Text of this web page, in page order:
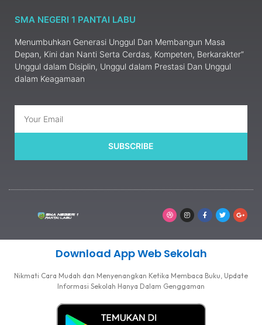
SMA NEGERI 1 PANTAI LABU
Menumbuhkan Generasi Unggul Dan Membangun Masa
Depan, Kini dan Nanti Serta Cerdas, Kompeten, Berkarakter”
Unggul dalam Disiplin, Unggul dalam Prestasi Dan Unggul
dalam Keagamaan
SUBSCRIBE
Download App Web Sekolah
Nikmati Cara Mudah dan Menyenangkan Ketika Membaca Buku, Update
Informasi Sekolah Hanya Dalam Genggaman